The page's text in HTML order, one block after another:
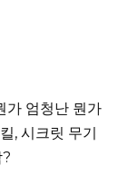
가 엄청난 뭔가
, 시크릿 무기